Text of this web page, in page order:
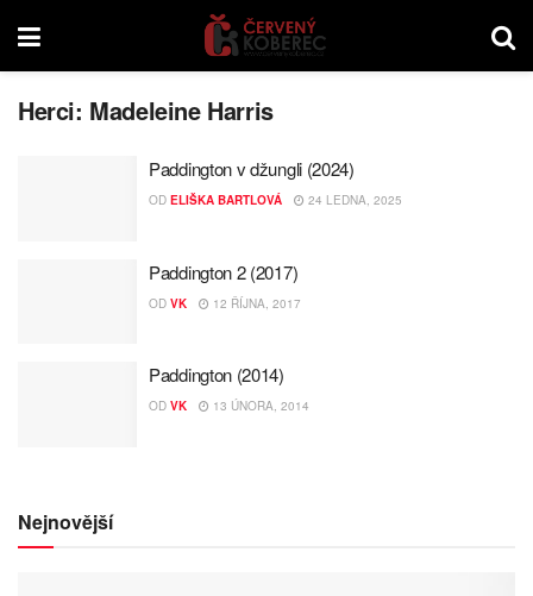
Herci: Madeleine Harris
Paddington v džungli (2024)
OD ELIŠKA BARTLOVÁ 24 LEDNA, 2025
Paddington 2 (2017)
OD VK 12 ŘÍJNA, 2017
Paddington (2014)
OD VK 13 ÚNORA, 2014
Nejnovější